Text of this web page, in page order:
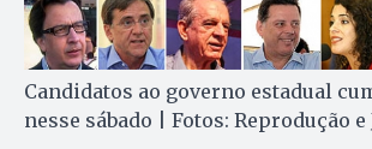
Candidatos ao governo estadual
nesse sábado | Fotos: Reprodução